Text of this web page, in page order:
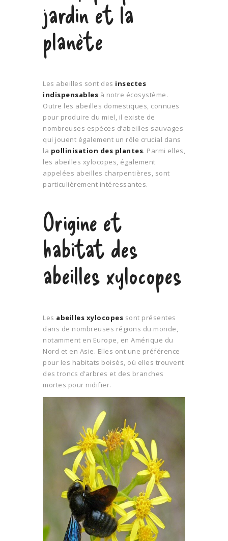
jardin et la
planète
Les abeilles sont des insectes
indispensables à notre écosystème.
Outre les abeilles domestiques, connues
pour produire du miel, il existe de
nombreuses espèces d’abeilles sauvages
qui jouent également un rôle crucial dans
la pollinisation des plantes. Parmi elles,
les abeilles xylocopes, également
appelées abeilles charpentières, sont
particulièrement intéressantes.
Origine et
habitat des
abeilles xylocopes
Les abeilles xylocopes sont présentes
dans de nombreuses régions du monde,
notamment en Europe, en Amérique du
Nord et en Asie. Elles ont une préférence
pour les habitats boisés, où elles trouvent
des troncs d’arbres et des branches
mortes pour nidifier.